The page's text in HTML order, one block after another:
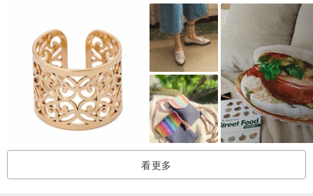
2.開關線長約143cm
3.電壓 : 5V
4.開關 : USB線上開關
材質:單面貼皮密底板、LED燈條。
尺寸:(W)9.8cm×(L)14.8cm×(D)4.8cm
總重量：570g
看更多